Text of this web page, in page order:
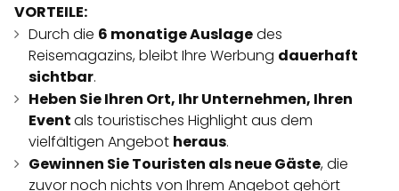
VORTEILE:
Durch die 6 monatige Auslagedes
Reisemagazins, bleibt Ihre Werbung dauerhaft
sichtbar.
Heben Sie Ihren Ort, Ihr Unternehmen, Ihren
Eventals touristisches Highlight aus dem
vielfältigen Angebot heraus.
Gewinnen Sie Touristen als neue Gäste, die
zuvor noch nichts von Ihrem Angebot gehört